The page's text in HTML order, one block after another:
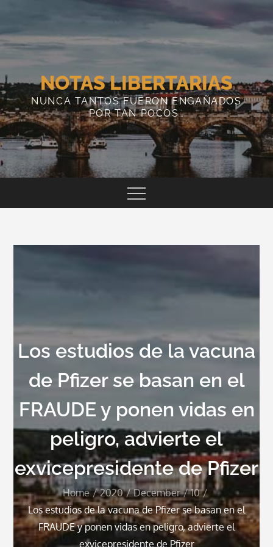
content
NOTAS LIBERTARIAS
NUNCA TANTOS FUERON ENGAÑADOS
POR TAN POCOS…
Los estudios de la vacuna
de Pfizer se basan en el
FRAUDE y ponen vidas en
peligro, advierte el
exvicepresidente de Pfizer
Home 2020 December
10
Los estudios de la vacuna de Pfizer se basan en el
FRAUDE y ponen vidas en peligro, advierte el
exvicepresidente de Pfizer